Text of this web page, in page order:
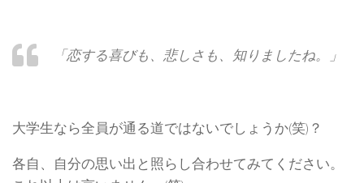
「恋する喜びも、悲しさも、知りましたね。」
大学生なら全員が通る道ではないでしょうか(笑)？
各自、自分の思い出と照らし合わせてみてください。